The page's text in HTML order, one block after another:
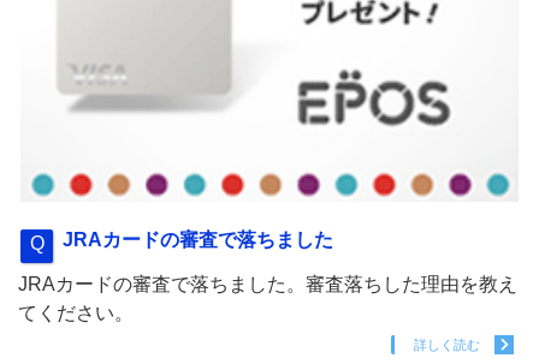
JRAカードの審査で落ちました
JRAカードの審査で落ちました。審査落ちした理由を教え
てください。
詳しく読む